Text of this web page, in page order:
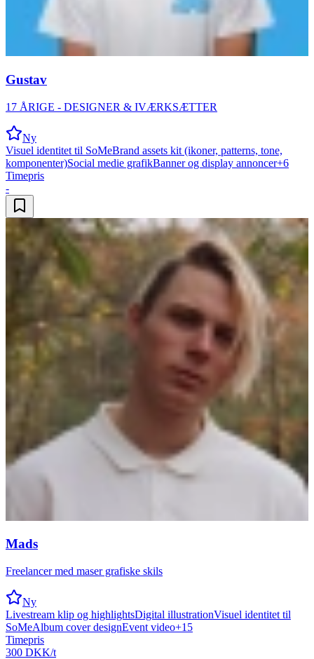
Gustav
17 ÅRIGE - DESIGNER & IVÆRKSÆTTER
Ny
Visuel identitet til SoMeBrand assets kit (ikoner, patterns, tone,
komponenter)Social medie grafikBanner og display annoncer+6
Timepris
-
Mads
Freelancer med maser grafiske skils
Ny
Livestream klip og highlightsDigital illustrationVisuel identitet til
SoMeAlbum cover designEvent video+15
Timepris
300 DKK/t